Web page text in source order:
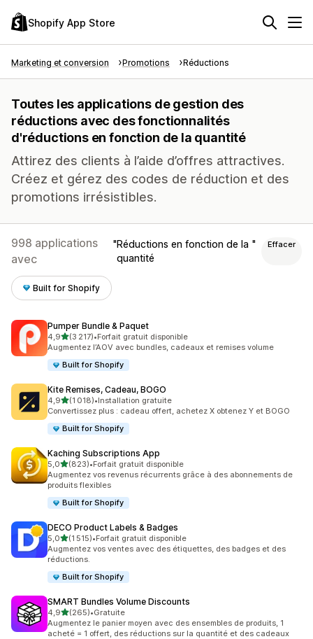
Shopify App Store
Marketing et conversion Promotions Réductions
Toutes les applications de gestion des
réductions avec des fonctionnalités
d'réductions en fonction de la quantité
Attirez des clients à l’aide d’offres attractives.
Créez et gérez des codes de réduction et des
promotions irrésistibles.
998 applications
avec
Réductions en fonction de la
quantité
Effacer
Built for Shopify
Pumper Bundle & Paquet
4,9étoile(s) sur 5
(3 217)
3217 avis au total
•Forfait gratuit disponible
Augmentez l’AOV avec bundles, cadeaux et remises volume
Built for Shopify
Kite Remises, Cadeau, BOGO
4,9étoile(s) sur 5
(1 018)
1018 avis au total
•Installation gratuite
Convertissez plus : cadeau offert, achetez X obtenez Y et BOGO
Built for Shopify
Kaching Subscriptions App
5,0étoile(s) sur 5
(823)
823 avis au total
•Forfait gratuit disponible
Augmentez vos revenus récurrents grâce à des abonnements de
produits flexibles
Built for Shopify
DECO Product Labels & Badges
5,0étoile(s) sur 5
(1 515)
1515 avis au total
•Forfait gratuit disponible
Augmentez vos ventes avec des étiquettes, des badges et des
réductions.
Built for Shopify
SMART Bundles Volume Discounts
4,9étoile(s) sur 5
(265)
265 avis au total
•Gratuite
Augmentez le panier moyen avec des ensembles de produits, 1
acheté = 1 offert, des réductions sur la quantité et des cadeaux